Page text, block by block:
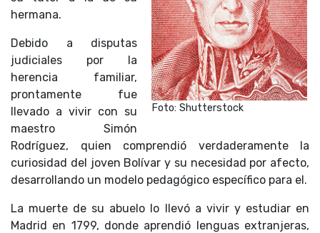
Foto: Shutterstock
hermana.
Debido a disputas
judiciales por la
herencia familiar,
prontamente fue
llevado a vivir con su
maestro Simón
Rodríguez, quien comprendió verdaderamente la
curiosidad del joven Bolívar y su necesidad por afecto,
desarrollando un modelo pedagógico específico para el.
La muerte de su abuelo lo llevó a vivir y estudiar en
Madrid en 1799, donde aprendió lenguas extranjeras,